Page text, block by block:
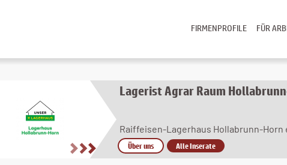
FÜR
FIRMENPROFILE
Lagerist Agrar Raum
Raiffeisen-Lagerhaus Hollabrunn-Horn
Über uns Alle Inserate